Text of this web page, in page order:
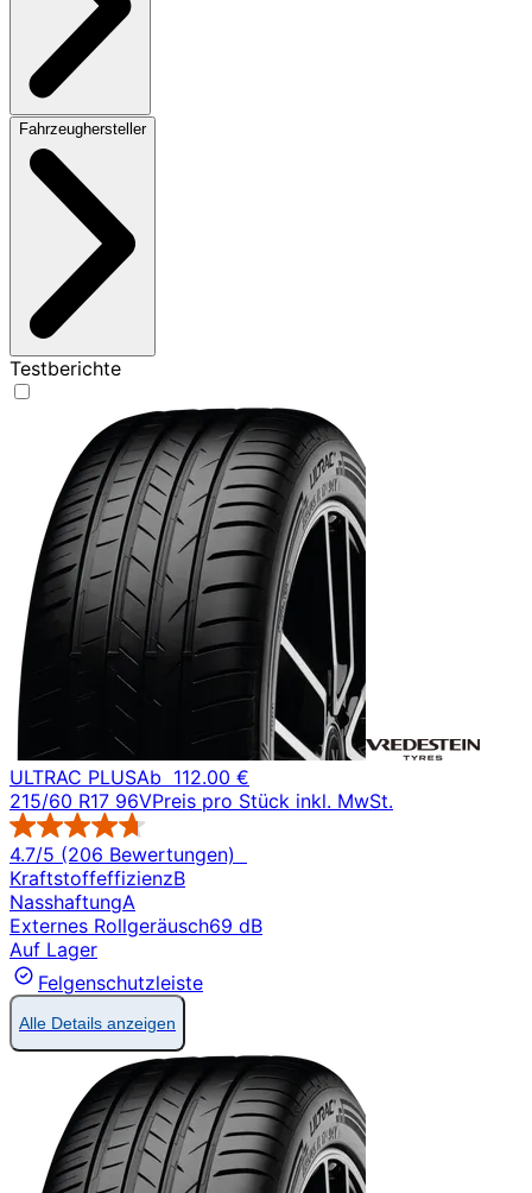
Fahrzeughersteller
Testberichte
ULTRAC PLUSAb 112.00 €
215/60 R17 96VPreis pro Stück inkl. MwSt.
4.7/5 (206 Bewertungen)
KraftstoffeffizienzB
NasshaftungA
Externes Rollgeräusch69 dB
Auf Lager
Felgenschutzleiste
Alle Details anzeigen